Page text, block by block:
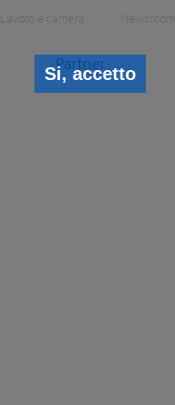
Si, accetto
Lavoro e carriera Newsroom
Partner